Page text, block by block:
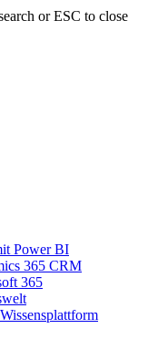
or ESC to close
Power BI
365 CRM
365